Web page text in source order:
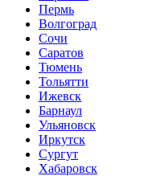
Пермь
Волгоград
Сочи
Саратов
Тюмень
Тольятти
Ижевск
Барнаул
Ульяновск
Иркутск
Сургут
Хабаровск